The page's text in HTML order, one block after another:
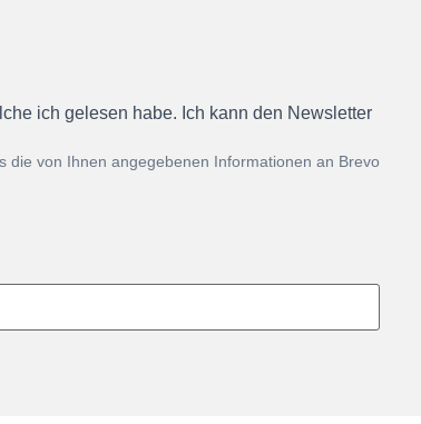
ich gelesen habe. Ich kann den Newsletter
die von Ihnen angegebenen Informationen an Brevo